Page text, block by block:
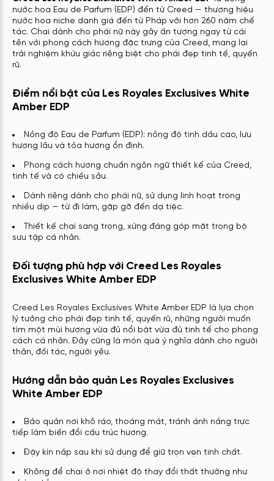
nước hoa Eau de Parfum (EDP) đến từ Creed — thương hiệu
nước hoa niche danh giá đến từ Pháp với hơn 260 năm chế
tác. Chai dành cho phái nữ này gây ấn tượng ngay từ cái
tên với phong cách hương đặc trưng của Creed, mang lại
trải nghiệm khứu giác riêng biệt cho phái đẹp tinh tế, quyến
rũ.
Điểm nổi bật của Les Royales Exclusives White
Amber EDP
Nồng độ Eau de Parfum (EDP): nồng độ tinh dầu cao, lưu
hương lâu và tỏa hương ổn định.
Phong cách hương chuẩn ngôn ngữ thiết kế của Creed,
tinh tế và có chiều sâu.
Dành riêng dành cho phái nữ, sử dụng linh hoạt trong
nhiều dịp — từ đi làm, gặp gỡ đến dạ tiệc.
Thiết kế chai sang trọng, xứng đáng góp mặt trong bộ
sưu tập cá nhân.
Đối tượng phù hợp với Creed Les Royales
Exclusives White Amber EDP
Creed Les Royales Exclusives White Amber EDP là lựa chọn
lý tưởng cho phái đẹp tinh tế, quyến rũ, những người muốn
tìm một mùi hương vừa đủ nổi bật vừa đủ tinh tế cho phong
cách cá nhân. Đây cũng là món quà ý nghĩa dành cho người
thân, đối tác, người yêu.
Hướng dẫn bảo quản Les Royales Exclusives
White Amber EDP
Bảo quản nơi khô ráo, thoáng mát, tránh ánh nắng trực
tiếp làm biến đổi cấu trúc hương.
Đậy kín nắp sau khi sử dụng để giữ trọn vẹn tinh chất.
Không để chai ở nơi nhiệt độ thay đổi thất thường như